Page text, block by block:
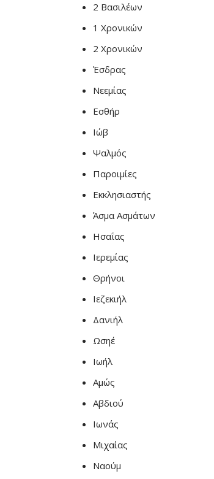
2 Βασιλέων
1 Χρονικών
2 Χρονικών
Έσδρας
Νεεμίας
Εσθήρ
Ιώβ
Ψαλμός
Παροιμίες
Εκκλησιαστής
Άσμα Ασμάτων
Ησαΐας
Ιερεμίας
Θρήνοι
Ιεζεκιήλ
Δανιήλ
Ωσηέ
Ιωήλ
Αμώς
Αβδιού
Ιωνάς
Μιχαίας
Ναούμ